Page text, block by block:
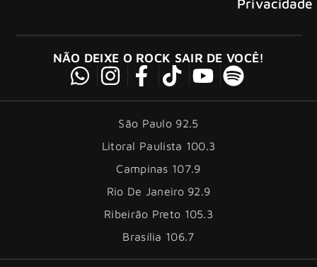
NÃO DEIXE O ROCK SAIR DE VOCÊ!
São Paulo 92.5
Litoral Paulista 100.3
Campinas 107.9
Rio De Janeiro 92.9
Ribeirão Preto 105.3
Brasília 106.7